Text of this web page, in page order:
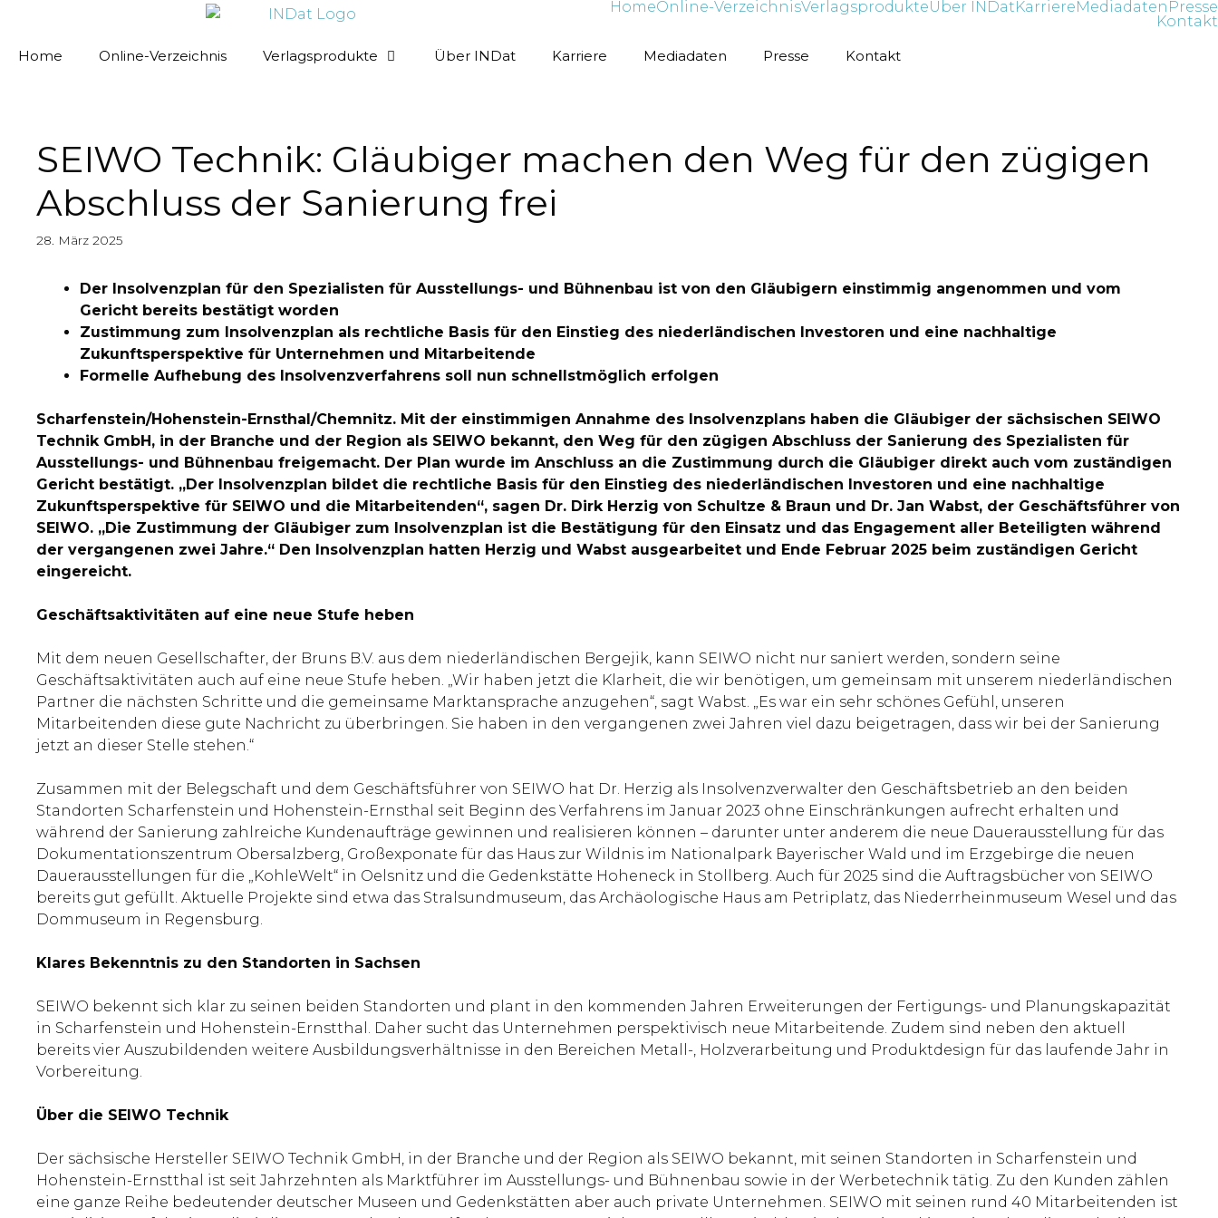
HomeOnline-VerzeichnisVerlagsprodukteÜber INDatKarriereMediadaten Presse
Kontakt
Home
Online-Verzeichnis Verlagsprodukte Über INDat Karriere Mediadaten Presse Kontakt
SEIWO Technik: Gläubiger machen den Weg für den zügigen
Abschluss der Sanierung frei
28. März 2025
Der Insolvenzplan für den Spezialisten für Ausstellungs- und Bühnenbau ist von den Gläubigern einstimmig angenommen und vom
Gericht bereits bestätigt worden
Zustimmung zum Insolvenzplan als rechtliche Basis für den Einstieg des niederländischen Investoren und eine nachhaltige
Zukunftsperspektive für Unternehmen und Mitarbeitende
Formelle Aufhebung des Insolvenzverfahrens soll nun schnellstmöglich erfolgen
Scharfenstein/Hohenstein-Ernsthal/Chemnitz. Mit der einstimmigen Annahme des Insolvenzplans haben die Gläubiger der sächsischen SEIWO
Technik GmbH, in der Branche und der Region als SEIWO bekannt, den Weg für den zügigen Abschluss der Sanierung des Spezialisten für
Ausstellungs- und Bühnenbau freigemacht. Der Plan wurde im Anschluss an die Zustimmung durch die Gläubiger direkt auch vom zuständigen
Gericht bestätigt. „Der Insolvenzplan bildet die rechtliche Basis für den Einstieg des niederländischen Investoren und eine nachhaltige
Zukunftsperspektive für SEIWO und die Mitarbeitenden“, sagen Dr. Dirk Herzig von Schultze & Braun und Dr. Jan Wabst, der Geschäftsführer von
SEIWO. „Die Zustimmung der Gläubiger zum Insolvenzplan ist die Bestätigung für den Einsatz und das Engagement aller Beteiligten während
der vergangenen zwei Jahre.“ Den Insolvenzplan hatten Herzig und Wabst ausgearbeitet und Ende Februar 2025 beim zuständigen Gericht
eingereicht.
Geschäftsaktivitäten auf eine neue Stufe heben
Mit dem neuen Gesellschafter, der Bruns B.V. aus dem niederländischen Bergejik, kann SEIWO nicht nur saniert werden, sondern seine
Geschäftsaktivitäten auch auf eine neue Stufe heben. „Wir haben jetzt die Klarheit, die wir benötigen, um gemeinsam mit unserem niederländischen
Partner die nächsten Schritte und die gemeinsame Marktansprache anzugehen“, sagt Wabst. „Es war ein sehr schönes Gefühl, unseren
Mitarbeitenden diese gute Nachricht zu überbringen. Sie haben in den vergangenen zwei Jahren viel dazu beigetragen, dass wir bei der Sanierung
jetzt an dieser Stelle stehen.“
Zusammen mit der Belegschaft und dem Geschäftsführer von SEIWO hat Dr. Herzig als Insolvenzverwalter den Geschäftsbetrieb an den beiden
Standorten Scharfenstein und Hohenstein-Ernsthal seit Beginn des Verfahrens im Januar 2023 ohne Einschränkungen aufrecht erhalten und
während der Sanierung zahlreiche Kundenaufträge gewinnen und realisieren können – darunter unter anderem die neue Dauerausstellung für das
Dokumentationszentrum Obersalzberg, Großexponate für das Haus zur Wildnis im Nationalpark Bayerischer Wald und im Erzgebirge die neuen
Dauerausstellungen für die „KohleWelt“ in Oelsnitz und die Gedenkstätte Hoheneck in Stollberg. Auch für 2025 sind die Auftragsbücher von SEIWO
bereits gut gefüllt. Aktuelle Projekte sind etwa das Stralsundmuseum, das Archäologische Haus am Petriplatz, das Niederrheinmuseum Wesel und das
Dommuseum in Regensburg.
Klares Bekenntnis zu den Standorten in Sachsen
SEIWO bekennt sich klar zu seinen beiden Standorten und plant in den kommenden Jahren Erweiterungen der Fertigungs- und Planungskapazität
in Scharfenstein und Hohenstein-Ernstthal. Daher sucht das Unternehmen perspektivisch neue Mitarbeitende. Zudem sind neben den aktuell
bereits vier Auszubildenden weitere Ausbildungsverhältnisse in den Bereichen Metall-, Holzverarbeitung und Produktdesign für das laufende Jahr in
Vorbereitung.
Über die SEIWO Technik
Der sächsische Hersteller SEIWO Technik GmbH, in der Branche und der Region als SEIWO bekannt, mit seinen Standorten in Scharfenstein und
Hohenstein-Ernstthal ist seit Jahrzehnten als Marktführer im Ausstellungs- und Bühnenbau sowie in der Werbetechnik tätig. Zu den Kunden zählen
eine ganze Reihe bedeutender deutscher Museen und Gedenkstätten aber auch private Unternehmen. SEIWO mit seinen rund 40 Mitarbeitenden ist